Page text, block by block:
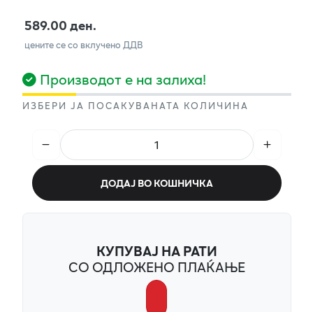
589.00 ден.
цените се со вклучено ДДВ
Производот е на залиха!
ИЗБЕРИ ЈА ПОСАКУВАНАТА КОЛИЧИНА
ДОДАЈ ВО КОШНИЧКА
КУПУВАЈ НА РАТИ
СО ОДЛОЖЕНО ПЛАЌАЊЕ